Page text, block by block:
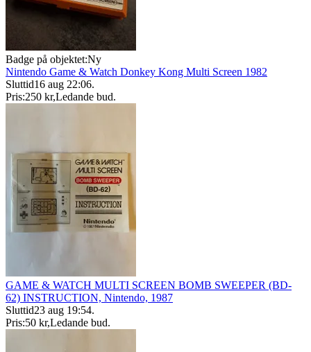
Badge på objektet:Ny
Nintendo Game & Watch Donkey Kong Multi Screen 1982
Sluttid16 aug 22:06.
Pris:250 kr,Ledande bud.
GAME & WATCH MULTI SCREEN BOMB SWEEPER (BD-
62) INSTRUCTION, Nintendo, 1987
Sluttid23 aug 19:54.
Pris:50 kr,Ledande bud.